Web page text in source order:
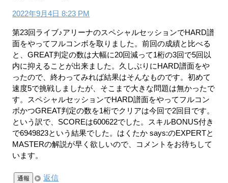
2022年9月4日 8:23 PM
第23回ライブ♪アリーナのスペシャルセッションでHARD譜
面をやってフルコンボを取りました。前回の成績と比べる
と、GREAT判定の数は大幅に20回減って1桁の3回で5回以
内に抑えることが出来ました。久しぶりにHARD譜面をや
ったので、終わってみれば結果はそんなものです。初めて
速度5で挑戦しましたが、そこまで大きな問題は無かったで
す。スペシャルセッションでHARD譜面をやってフルコン
ボかつGREAT判定の数を1桁でクリアは今回で2回目です。
という訳で、SCOREは600622でした。スキルBONUS付き
で6949823という結果でした。はくたか says:のEXPERTと
MASTERの解説が早く欲しいので、コメントをお待ちして
います。
通報 返信